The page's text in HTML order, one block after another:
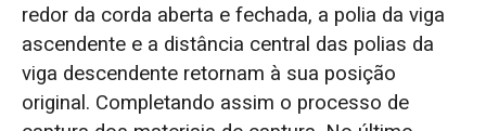
redor da corda aberta e fechada, a polia da viga
ascendente e a distância central das polias da
viga descendente retornam à sua posição
original. Completando assim o processo de